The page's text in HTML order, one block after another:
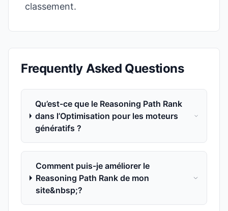
classement.
Frequently Asked Questions
Qu’est-ce que le Reasoning Path Rank
dans l’Optimisation pour les moteurs
génératifs ?
Comment puis-je améliorer le
Reasoning Path Rank de mon
site&nbsp;?